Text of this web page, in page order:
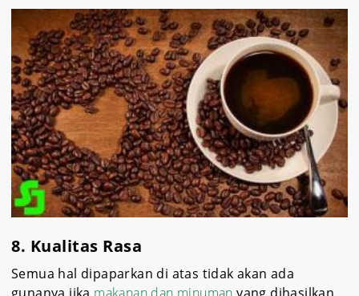
8. Kualitas Rasa
Semua hal dipaparkan di atas tidak akan ada